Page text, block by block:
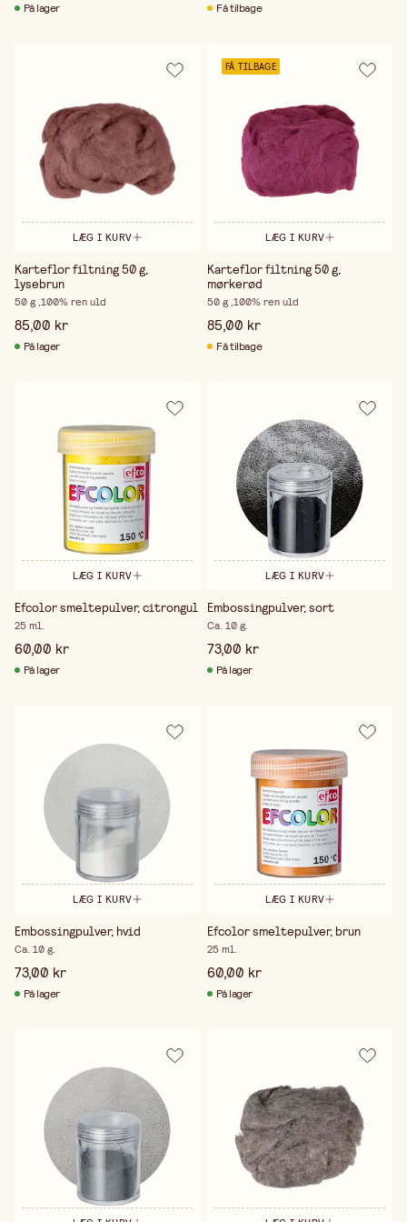
På lager Få tilbage
LÆG I KURV
Karteflor filtning 50 g,
lysebrun
50 g ,100% ren uld
85,00 kr
På lager
FÅ TILBAGE
LÆG I KURV
Karteflor filtning 50 g,
mørkerød
50 g ,100% ren uld
85,00 kr
Få tilbage
LÆG I KURV
Efcolor smeltepulver, citrongul
25 ml.
60,00 kr
På lager
LÆG I KURV
Embossingpulver, sort
Ca. 10 g.
73,00 kr
På lager
LÆG I KURV
Embossingpulver, hvid
Ca. 10 g.
73,00 kr
På lager
LÆG I KURV
Efcolor smeltepulver, brun
25 ml.
60,00 kr
På lager